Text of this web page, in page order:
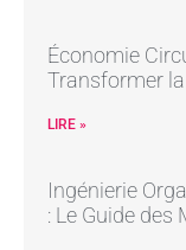
Économie
Transformer
LIRE »
Ingénierie
: Le Guide des